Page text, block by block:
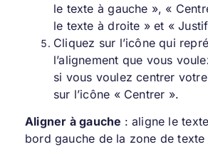
le texte à gauche », «
le texte à droite » et «
Cliquez sur l’icône qui
l’alignement que vous
si vous voulez centrer
sur l’icône « Centrer ».
Aligner à gauche : aligne le
bord gauche de la zone de